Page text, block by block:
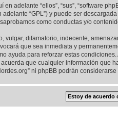
adelante “ellos”, “sus”, “software
adelante “GPL”) y puede ser descargada
como conductas y/o
difamatorio, indecente,
que sea inmediata y
ayuda para reforzar estas
que cualquier información que
ni phpBB podrán